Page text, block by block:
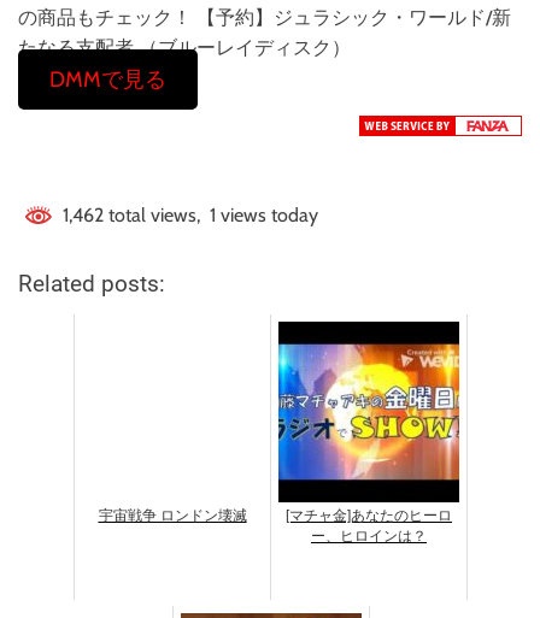
の商品もチェック！ 【予約】ジュラシック・ワールド/新
たなる支配者 （ブルーレイディスク）
DMMで見る
1,462 total views, 1 views today
Related posts:
宇宙戦争 ロンドン壊滅
[マチャ金]あなたのヒーロ
ー、ヒロインは？